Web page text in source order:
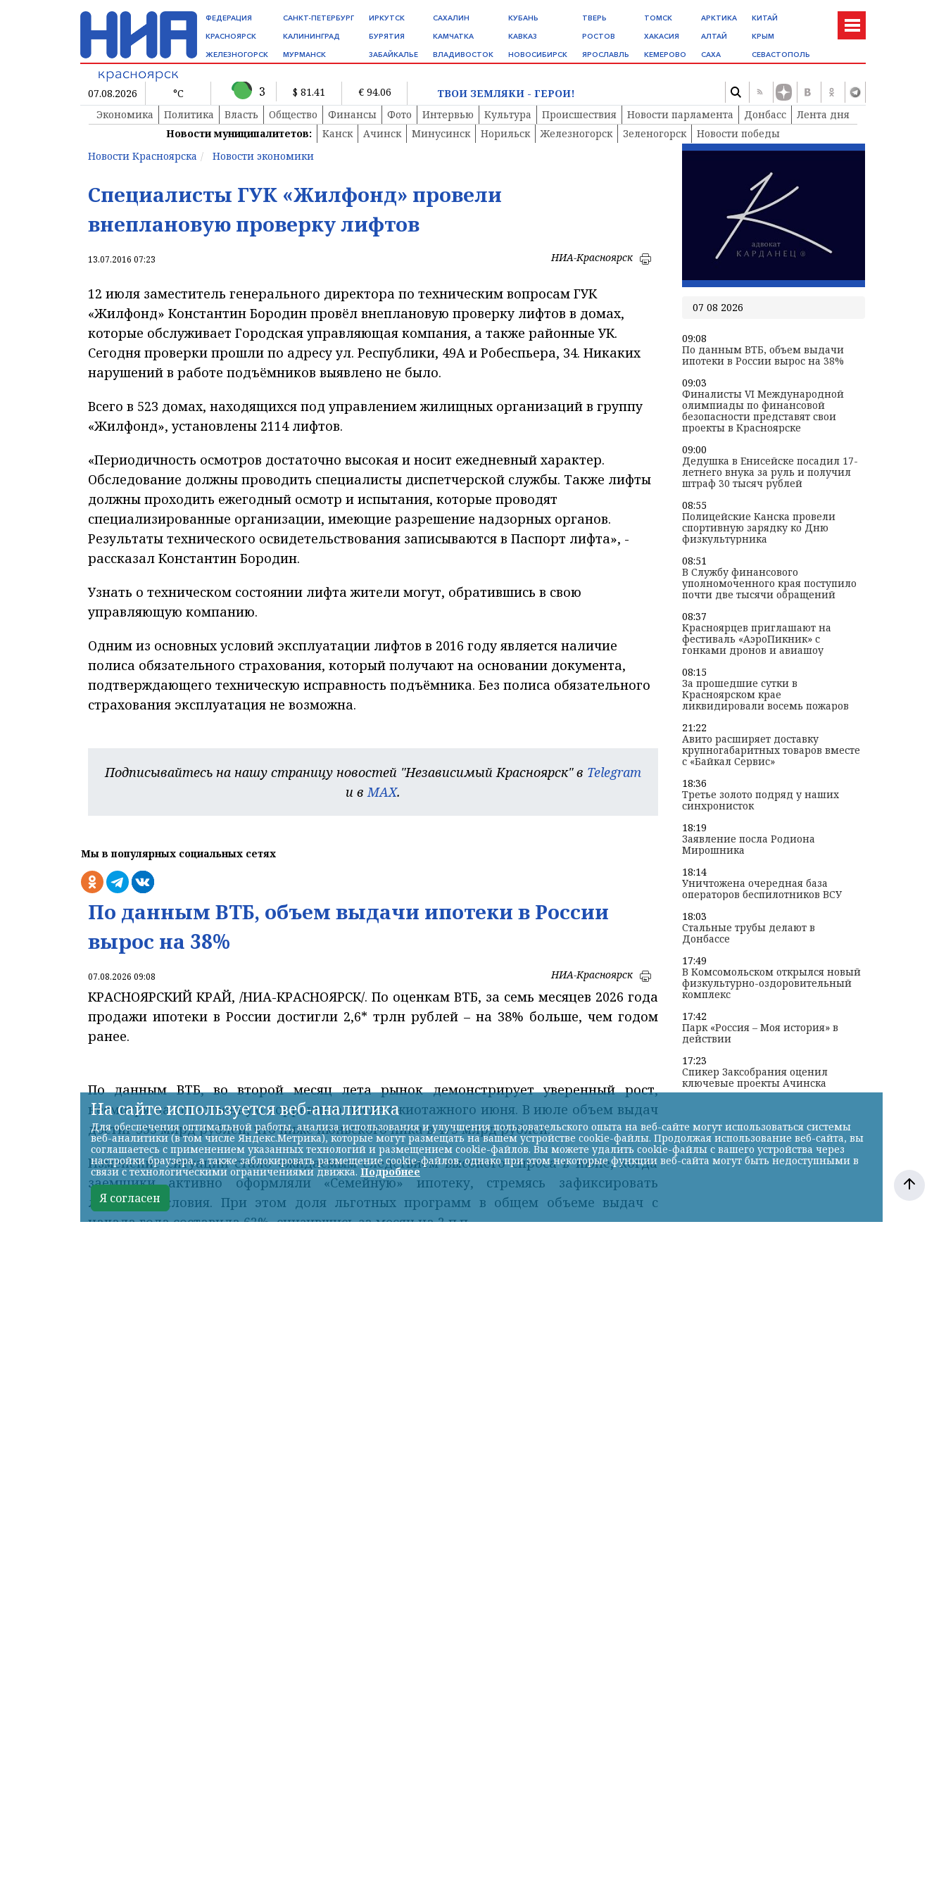
ФЕДЕРАЦИЯ
КРАСНОЯРСК
ЖЕЛЕЗНОГОРСК
САНКТ-ПЕТЕРБУРГ
КАЛИНИНГРАД
МУРМАНСК
ИРКУТСК
БУРЯТИЯ
ЗАБАЙКАЛЬЕ
САХАЛИН
КАМЧАТКА
ВЛАДИВОСТОК
КУБАНЬ
КАВКАЗ
НОВОСИБИРСК
ТВЕРЬ
РОСТОВ
ЯРОСЛАВЛЬ
ТОМСК
ХАКАСИЯ
КЕМЕРОВО
АРКТИКА
АЛТАЙ
САХА
КИТАЙ
КРЫМ
СЕВАСТОПОЛЬ
07.08.2026 °C 3 $ 81.41 € 94.06
ТВОИ ЗЕМЛЯКИ - ГЕРОИ!
Экономика
Политика Власть Общество Финансы Фото Интервью Культура Происшествия Новости парламента Донбасс
Лента дня
Новости муниципалитетов:
Канск Ачинск Минусинск Норильск Железногорск Зеленогорск
Новости победы
Новости Красноярска
Новости экономики
Специалисты ГУК «Жилфонд» провели
внеплановую проверку лифтов
13.07.2016 07:23 НИА-Красноярск
12 июля заместитель генерального директора по техническим вопросам ГУК
«Жилфонд» Константин Бородин провёл внеплановую проверку лифтов в домах,
которые обслуживает Городская управляющая компания, а также районные УК.
Сегодня проверки прошли по адресу ул. Республики, 49А и Робеспьера, 34. Никаких
нарушений в работе подъёмников выявлено не было.
Всего в 523 домах, находящихся под управлением жилищных организаций в группу
«Жилфонд», установлены 2114 лифтов.
«Периодичность осмотров достаточно высокая и носит ежедневный характер.
Обследование должны проводить специалисты диспетчерской службы. Также лифты
должны проходить ежегодный осмотр и испытания, которые проводят
специализированные организации, имеющие разрешение надзорных органов.
Результаты технического освидетельствования записываются в Паспорт лифта», -
рассказал Константин Бородин.
Узнать о техническом состоянии лифта жители могут, обратившись в свою
управляющую компанию.
Одним из основных условий эксплуатации лифтов в 2016 году является наличие
полиса обязательного страхования, который получают на основании документа,
подтверждающего техническую исправность подъёмника. Без полиса обязательного
страхования эксплуатация не возможна.
Подписывайтесь на нашу страницу новостей "Независимый Красноярск" в Telegram
и вMAX.
Мы в популярных социальных сетях
По данным ВТБ, объем выдачи ипотеки в России
вырос на 38%
07.08.2026 09:08 НИА-Красноярск
КРАСНОЯРСКИЙ КРАЙ, /НИА-КРАСНОЯРСК/. По оценкам ВТБ, за семь месяцев 2026 года
продажи ипотеки в России достигли 2,6* трлн рублей – на 38% больше, чем годом
ранее.
По данным ВТБ, во второй месяц лета рынок демонстрирует уверенный рост,
несмотря на естественную коррекцию после ажиотажного июня. В июле объем выдач
достиг 355 млрд рублей, что ниже июньского пика в 475 млрд рублей.
Изменение ситуации стало ожидаемым следствием высокого спроса в июне, когда
заемщики активно оформляли «Семейную» ипотеку, стремясь зафиксировать
льготные условия. При этом доля льготных программ в общем объеме выдач с
начала года составила 62%, снизившись за месяц на 2 п.п.
07 08 2026
09:08
По данным ВТБ, объем выдачи
ипотеки в России вырос на 38%
09:03
Финалисты VI Международной
олимпиады по финансовой
безопасности представят свои
проекты в Красноярске
09:00
Дедушка в Енисейске посадил 17-
летнего внука за руль и получил
штраф 30 тысяч рублей
08:55
Полицейские Канска провели
спортивную зарядку ко Дню
физкультурника
08:51
В Службу финансового
уполномоченного края поступило
почти две тысячи обращений
08:37
Красноярцев приглашают на
фестиваль «АэроПикник» с
гонками дронов и авиашоу
08:15
За прошедшие сутки в
Красноярском крае
ликвидировали восемь пожаров
21:22
Авито расширяет доставку
крупногабаритных товаров вместе
с «Байкал Сервис»
18:36
Третье золото подряд у наших
синхронисток
18:19
Заявление посла Родиона
Мирошника
18:14
Уничтожена очередная база
операторов беспилотников ВСУ
18:03
Стальные трубы делают в
Донбассе
17:49
В Комсомольском открылся новый
физкультурно-оздоровительный
комплекс
17:42
Парк «Россия – Моя история» в
действии
17:23
Спикер Заксобрания оценил
ключевые проекты Ачинска
На сайте используется веб-аналитика
Для обеспечения оптимальной работы, анализа использования и улучшения пользовательского опыта на веб-сайте могут использоваться системы
веб-аналитики (в том числе Яндекс.Метрика), которые могут размещать на вашем устройстве cookie-файлы. Продолжая использование веб-сайта, вы
соглашаетесь с применением указанных технологий и размещением cookie-файлов. Вы можете удалить cookie-файлы с вашего устройства через
настройки браузера, а также заблокировать размещение cookie-файлов, однако при этом некоторые функции веб-сайта могут быть недоступными в
связи с технологическими ограничениями движка. Подробнее
Я согласен